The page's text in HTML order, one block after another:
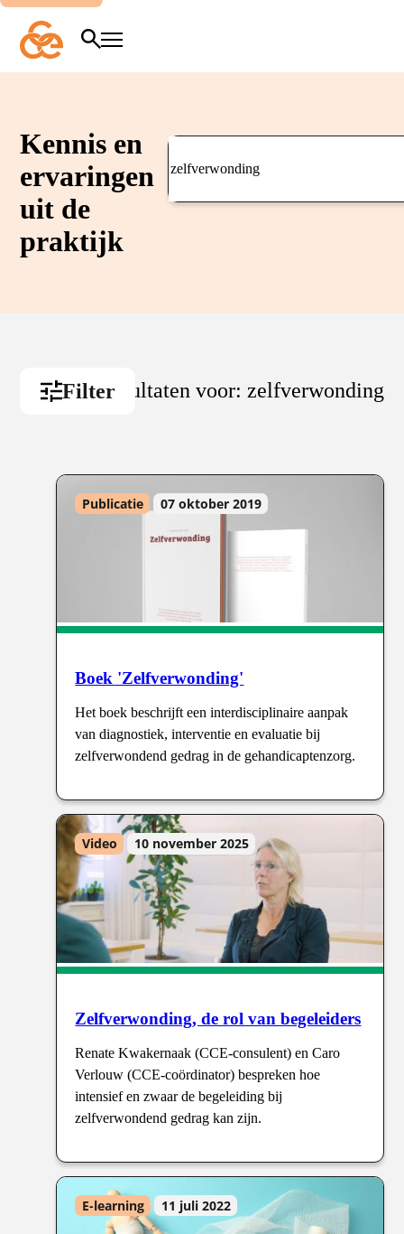
naar
inhoud
Zoeken
Menu
Kennis en
ervaringen
uit de
praktijk
58 resultaten voor: zelfverwonding
Filter
Boek 'Zelfverwonding'
Het boek beschrijft een interdisciplinaire aanpak
van diagnostiek, interventie en evaluatie bij
zelfverwondend gedrag in de gehandicaptenzorg.
Publicatie 07 oktober 2019
Zelfverwonding, de rol van begeleiders
Renate Kwakernaak (CCE-consulent) en Caro
Verlouw (CCE-coördinator) bespreken hoe
intensief en zwaar de begeleiding bij
zelfverwondend gedrag kan zijn.
Video 10 november 2025
E-learning 11 juli 2022